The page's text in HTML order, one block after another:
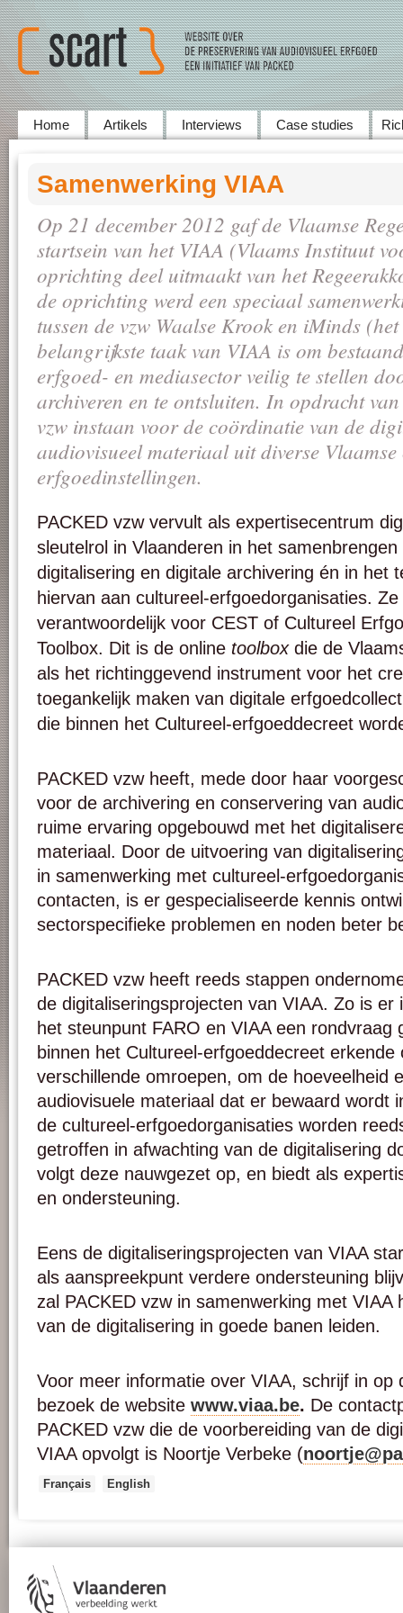
Home Artikels Interviews Case studies
Samenwerking VIAA
Op 21 december 2012 gaf de Vlaamse
startsein van het VIAA (Vlaams Instituut
oprichting deel uitmaakt van het
de oprichting werd een speciaal
tussen de vzw Waalse Krook en iMinds
belangrijkste taak van VIAA is om
erfgoed- en mediasector veilig te stellen
archiveren en te ontsluiten. In opdracht
vzw instaan voor de coördinatie van de
audiovisueel materiaal uit diverse
erfgoedinstellingen.
PACKED vzw vervult als expertisecentrum
sleutelrol in Vlaanderen in het
digitalisering en digitale archivering én in het
hiervan aan cultureel-erfgoedorganisaties.
verantwoordelijk voor CEST of Cultureel
Toolbox. Dit is de online toolboxdie de
als het richtinggevend instrument voor het
toegankelijk maken van digitale
die binnen het Cultureel-erfgoeddecreet
PACKED vzw heeft, mede door haar
voor de archivering en conservering van
ruime ervaring opgebouwd met het
materiaal. Door de uitvoering van
in samenwerking met cultureel-
contacten, is er gespecialiseerde kennis
sectorspecifieke problemen en noden beter
PACKED vzw heeft reeds stappen
de digitaliseringsprojecten van VIAA. Zo is er
het steunpunt FARO en VIAA een rondvraag
binnen het Cultureel-erfgoeddecreet erkende
verschillende omroepen, om de hoeveelheid
audiovisuele materiaal dat er bewaard wordt
de cultureel-erfgoedorganisaties worden
getroffen in afwachting van de digitalisering
volgt deze nauwgezet op, en biedt als
en ondersteuning.
Eens de digitaliseringsprojecten van VIAA
als aanspreekpunt verdere ondersteuning
zal PACKED vzw in samenwerking met VIAA
van de digitalisering in goede banen leiden.
Voor meer informatie over VIAA, schrijf in op
bezoek de website www.viaa.be. De
PACKED vzw die de voorbereiding van de
VIAA opvolgt is Noortje Verbeke (
Français English